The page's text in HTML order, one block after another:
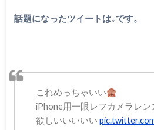
話題になったツイートは↓です。
これめっちゃいい
iPhone用一眼レフカメラレン
欲しいいいいい